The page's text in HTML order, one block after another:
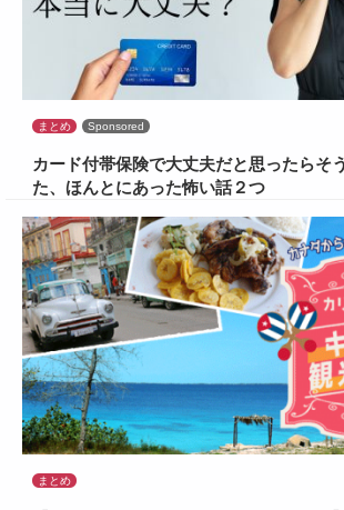
まとめ Sponsored
カード付帯保険で大丈夫だと思ったらそ
た、ほんとにあった怖い話２つ
まとめ